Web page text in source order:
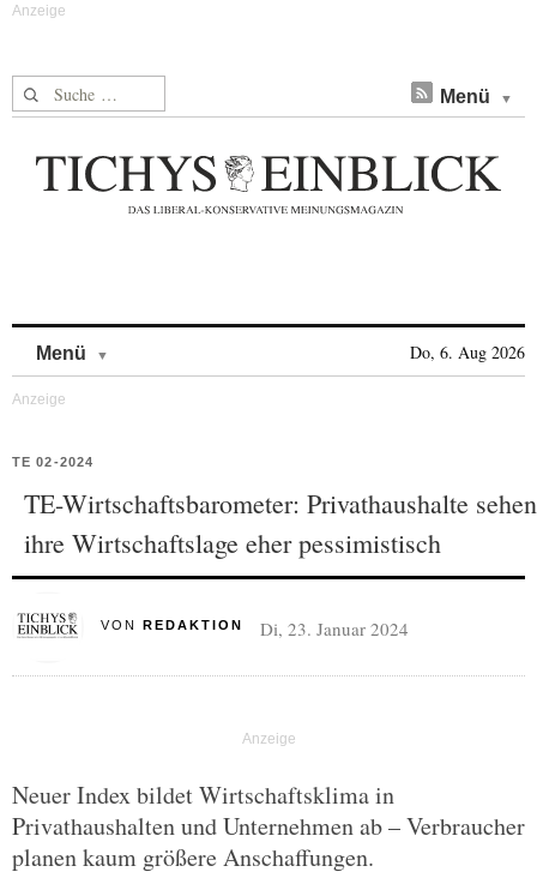
Suche nach: Menü
Menü Do, 6. Aug 2026
TE 02-2024
TE-Wirtschaftsbarometer: Privathaushalte sehen
ihre Wirtschaftslage eher pessimistisch
VON REDAKTION Di, 23. Januar 2024
Neuer Index bildet Wirtschaftsklima in
Privathaushalten und Unternehmen ab – Verbraucher
planen kaum größere Anschaffungen.